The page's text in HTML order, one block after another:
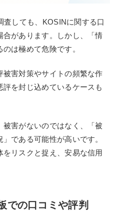
査しても、KOSINに関する口
合があります。しかし、「情
は極めて危険です。
害対策やサイトの頻繁な作
を封じ込めているケースも
害がないのではなく、「被
である可能性が高いです。
リスクと捉え、安易な信用
での口コミや評判